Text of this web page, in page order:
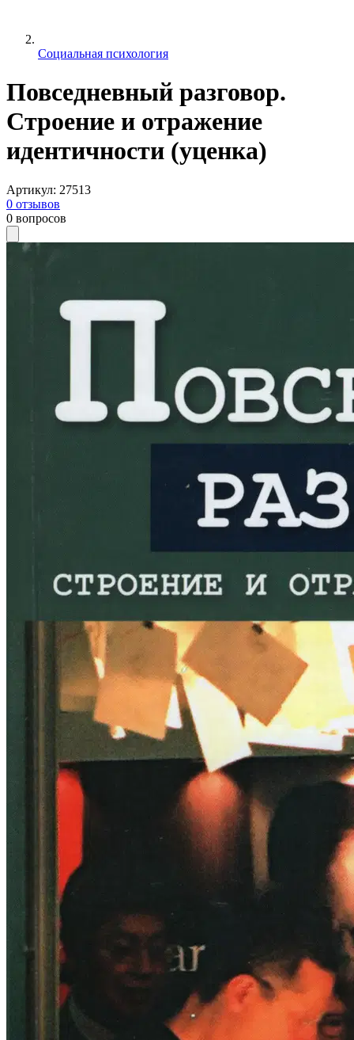
Социальная психология
Повседневный разговор.
Строение и отражение
идентичности (уценка)
Артикул: 27513
0 отзывов
0 вопросов